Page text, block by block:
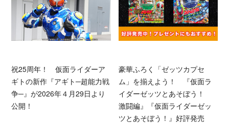
祝25周年！ 仮面ライダーア
ギトの新作『アギト─超能力戦
争─』が2026年４月29日より
公開！
豪華ふろく「ゼッツカプセ
ム」を揃えよう！ 『仮面ラ
イダーゼッツとあそぼう！
激闘編』『仮面ライダーゼッ
ツとあそぼう！』好評発売